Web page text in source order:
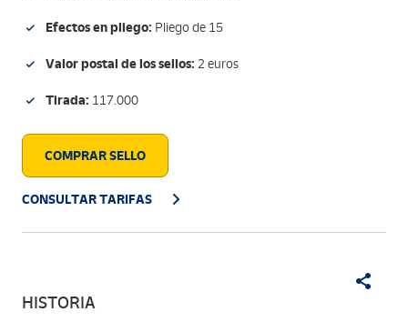
Efectos en pliego: Pliego de 15
Valor postal de los sellos: 2 euros
Tirada: 117.000
COMPRAR SELLO
CONSULTAR TARIFAS
HISTORIA